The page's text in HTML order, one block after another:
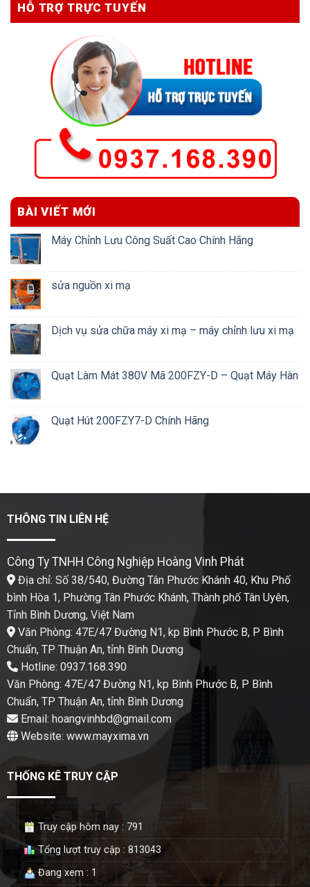
HỖ TRỢ TRỰC TUYẾN
BÀI VIẾT MỚI
Máy Chỉnh Lưu Công Suất Cao Chính Hãng
sửa nguồn xi mạ
Dịch vụ sửa chữa máy xi mạ – máy chỉnh lưu xi mạ
Quạt Làm Mát 380V Mã 200FZY-D – Quạt Máy Hàn
Quạt Hút 200FZY7-D Chính Hãng
THÔNG TIN LIÊN HỆ
Công Ty TNHH Công Nghiệp Hoàng Vinh Phát
Địa chỉ: Số 38/540, Đường Tân Phước Khánh 40, Khu Phố
bình Hòa 1, Phường Tân Phước Khánh, Thành phố Tân Uyên,
Tỉnh Bình Dương, Việt Nam
Văn Phòng: 47E/47 Đường N1, kp Bình Phước B, P Bình
Chuẩn, TP Thuận An, tỉnh Bình Dương
Hotline: 0937.168.390
Văn Phòng: 47E/47 Đường N1, kp Bình Phước B, P Bình
Chuẩn, TP Thuận An, tỉnh Bình Dương
Email: hoangvinhbd@gmail.com
Website: www.mayxima.vn
THỐNG KÊ TRUY CẬP
Truy cập hôm nay : 791
Tổng lượt truy cập : 813043
Đang xem : 1